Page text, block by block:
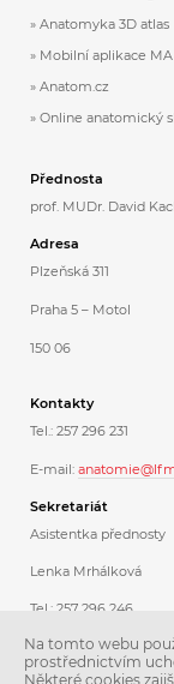
Anatomyka 3D atlas
Mobilní aplikace
Anatom.cz
Online anatomický
Přednosta
prof. MUDr. David
Adresa
Plzeňská 311
Praha 5 – Motol
150 06
Kontakty
Tel.: 257 296 231
E-mail:
Sekretariát
Asistentka přednosty
Lenka Mrhálková
Tel.: 257 296 246
Koordinátorka
Na tomto webu
prostřednictvím
Některé cookies